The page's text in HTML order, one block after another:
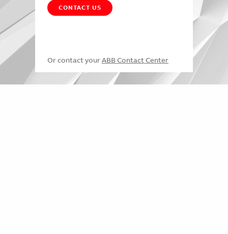
CONTACT US
Or contact your ABB Contact Center